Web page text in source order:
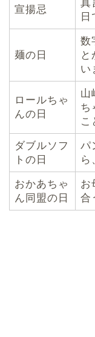
宣揚忌
真
日
麺の日
数
と
い
ロールちゃ
んの日
山
ち
こ
ダブルソフ
トの日
パ
ら
おかあちゃ
ん同盟の日
お
合